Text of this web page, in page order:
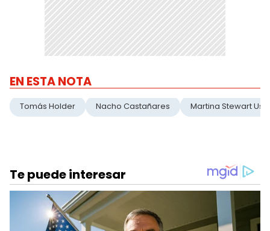
EN ESTA NOTA
Tomás Holder Nacho Castañares Martina Stewart